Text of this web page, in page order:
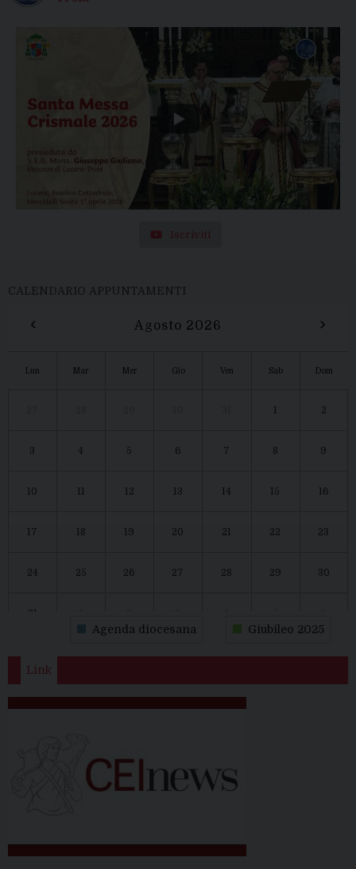
Iscriviti
CALENDARIO APPUNTAMENTI
‹ Agosto 2026 ›
Lun Mar Mer Gio Ven Sab Dom
2
3 4 5 6 7 8 9
10 12 13 14 15 16
17 18 19 20 21 22 23
24 25 26 27 28 29 30
31
Agenda diocesana Giubileo 2025
Link